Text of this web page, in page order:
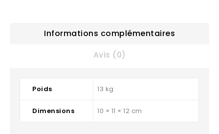
Informations complémentaires
Avis (0)
Poids 13 kg
Dimensions 10 × 11 × 12 cm